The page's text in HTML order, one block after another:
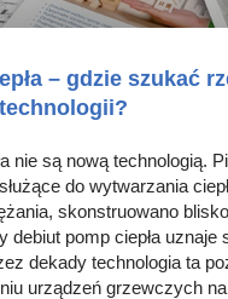
– gdzie szukać
nie są nową technologią.
do wytwarzania
skonstruowano
debiut pomp ciepła uznaje
dekady technologia ta
urządzeń grzewczych